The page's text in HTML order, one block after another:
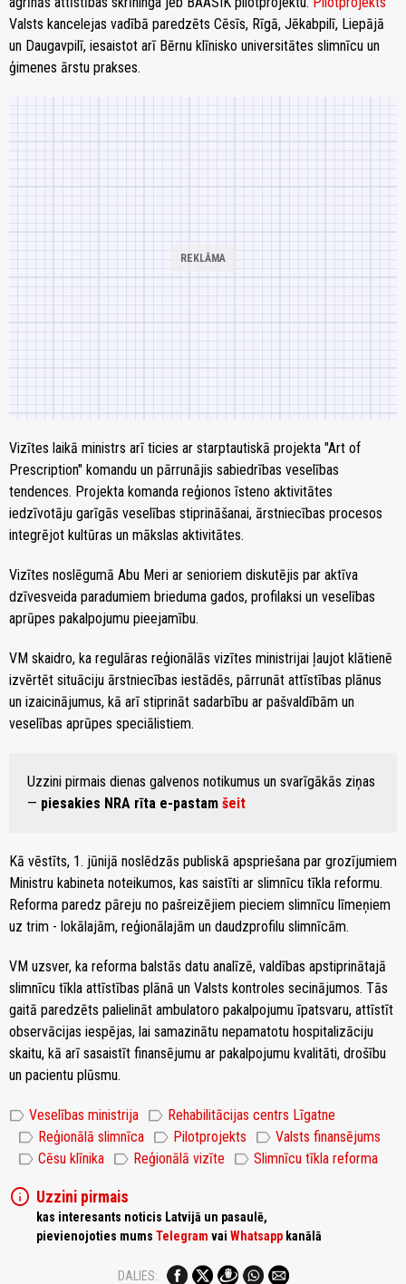
Valsts kancelejas vadībā paredzēts Cēsīs, Rīgā, Jēkabpilī, Liepājā
un Daugavpilī, iesaistot arī Bērnu klīnisko universitātes slimnīcu un
ģimenes ārstu prakses.
Vizītes laikā ministrs arī ticies ar starptautiskā projekta "Art of
Prescription" komandu un pārrunājis sabiedrības veselības
tendences. Projekta komanda reģionos īsteno aktivitātes
iedzīvotāju garīgās veselības stiprināšanai, ārstniecības procesos
integrējot kultūras un mākslas aktivitātes.
Vizītes noslēgumā Abu Meri ar senioriem diskutējis par aktīva
dzīvesveida paradumiem brieduma gados, profilaksi un veselības
aprūpes pakalpojumu pieejamību.
VM skaidro, ka regulāras reģionālās vizītes ministrijai ļaujot klātienē
izvērtēt situāciju ārstniecības iestādēs, pārrunāt attīstības plānus
un izaicinājumus, kā arī stiprināt sadarbību ar pašvaldībām un
veselības aprūpes speciālistiem.
Uzzini pirmais dienas galvenos notikumus un svarīgākās ziņas
— piesakies NRA rīta e-pastam šeit
Kā vēstīts, 1. jūnijā noslēdzās publiskā apspriešana par grozījumiem
Ministru kabineta noteikumos, kas saistīti ar slimnīcu tīkla reformu.
Reforma paredz pāreju no pašreizējiem pieciem slimnīcu līmeņiem
uz trim - lokālajām, reģionālajām un daudzprofilu slimnīcām.
VM uzsver, ka reforma balstās datu analīzē, valdības apstiprinātajā
slimnīcu tīkla attīstības plānā un Valsts kontroles secinājumos. Tās
gaitā paredzēts palielināt ambulatoro pakalpojumu īpatsvaru, attīstīt
observācijas iespējas, lai samazinātu nepamatotu hospitalizāciju
skaitu, kā arī sasaistīt finansējumu ar pakalpojumu kvalitāti, drošību
un pacientu plūsmu.
label Veselības ministrija label Rehabilitācijas centrs Līgatne
label Reģionālā slimnīca label Pilotprojekts label Valsts finansējums
label Cēsu klīnika label Reģionālā vizīte label Slimnīcu tīkla reforma
info Uzzini pirmais
kas interesants noticis Latvijā un pasaulē,
pievienojoties mums Telegram vai Whatsapp kanālā
DALIES: